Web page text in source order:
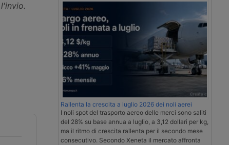
Rallenta la crescita a luglio 2026 dei noli aerei
I noli spot del trasporto aereo delle merci sono saliti
del 28% su base annua a luglio, a 3,12 dollari per kg,
ma il ritmo di crescita rallenta per il secondo mese
consecutivo. Secondo Xeneta il mercato affronta